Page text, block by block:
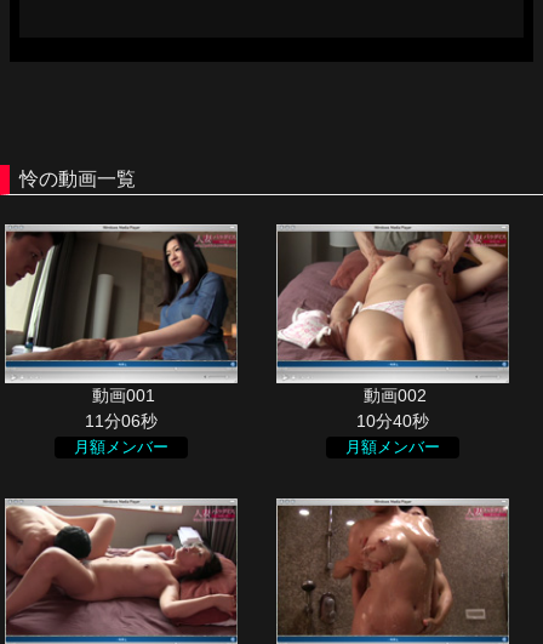
怜の動画一覧
11分06秒
月額メンバー
10分40秒
月額メンバー